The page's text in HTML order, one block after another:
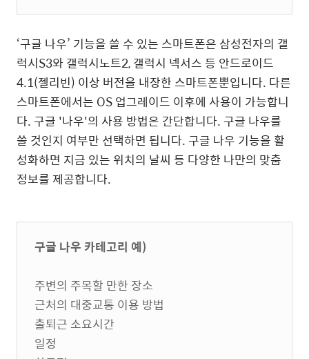
‘구글 나우’ 기능을 쓸 수 있는 스마트폰은 삼성전자의 갤
럭시S3와 갤럭시노트2, 갤럭시 넥서스 등 안드로이드
4.1(젤리빈) 이상 버전을 내장한 스마트폰뿐입니다. 다른
스마트폰에서는 OS 업그레이드 이후에 사용이 가능합니
다. 구글 '나우'의 사용 방법은 간단합니다. 구글 나우를
쓸 것인지 여부만 선택하면 됩니다. 구글 나우 기능을 활
성화하면 지금 있는 위치의 날씨 등 다양한 나만의 맞춤
정보를 제공합니다.
구글 나우 카테고리 예)
주변의 주목할 만한 장소
근처의 대중교통 이용 방법
출퇴근 소요시간
일정